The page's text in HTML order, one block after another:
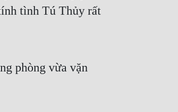
tình Tú Thủy rất
phòng vừa vặn